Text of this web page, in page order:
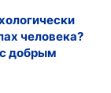
человека?
добрым